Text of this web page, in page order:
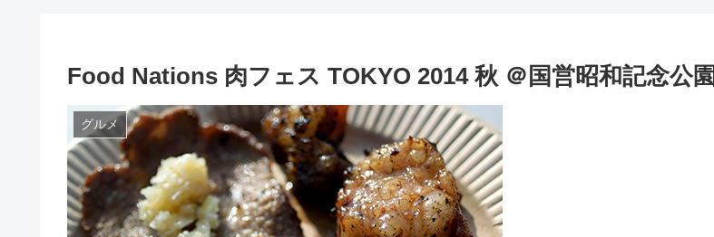
Food Nations 肉フェス TOKYO 2014 秋 ＠国営昭和記念公園
グルメ